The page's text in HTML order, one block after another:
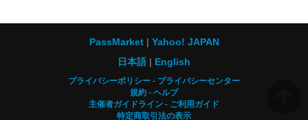
PassMarket
Yahoo! JAPAN
日本語
English
プライバシーポリシー
プライバシーセンター
規約
ヘルプ
主催者ガイドライン
ご利用ガイド
特定商取引法の表示